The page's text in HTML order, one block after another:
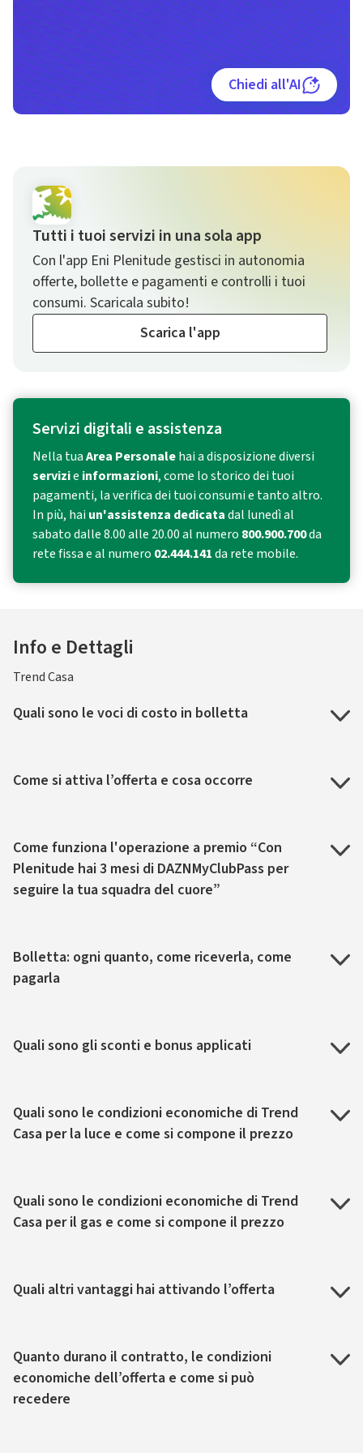
Chiedi all'AI
Tutti i tuoi servizi in una sola app
Con l'app Eni Plenitude gestisci in autonomia
offerte, bollette e pagamenti e controlli i tuoi
consumi. Scaricala subito!
Scarica l'app
Servizi digitali e assistenza
Nella tuaArea Personalehai a disposizione diversi
servizie informazioni, come lo storico dei tuoi
pagamenti, la verifica dei tuoi consumi e tanto altro.
In più, haiun'assistenza dedicatadal lunedì al
sabato dalle 8.00 alle 20.00 al numero 800.900.700da
rete fissa e al numero 02.444.141da rete mobile.
Info e Dettagli
Trend Casa
Quali sono le voci di costo in bolletta
Come si attiva l’offerta e cosa occorre
Come funziona l'operazione a premio “Con
Plenitude hai 3 mesi di DAZNMyClubPass per
seguire la tua squadra del cuore”
Bolletta: ogni quanto, come riceverla, come
pagarla
Quali sono gli sconti e bonus applicati
Quali sono le condizioni economiche di Trend
Casa per la luce e come si compone il prezzo
Quali sono le condizioni economiche di Trend
Casa per il gas e come si compone il prezzo
Quali altri vantaggi hai attivando l’offerta
Quanto durano il contratto, le condizioni
economiche dell’offerta e come si può
recedere